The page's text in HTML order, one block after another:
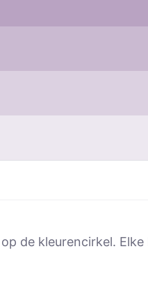
de kleurencirkel.